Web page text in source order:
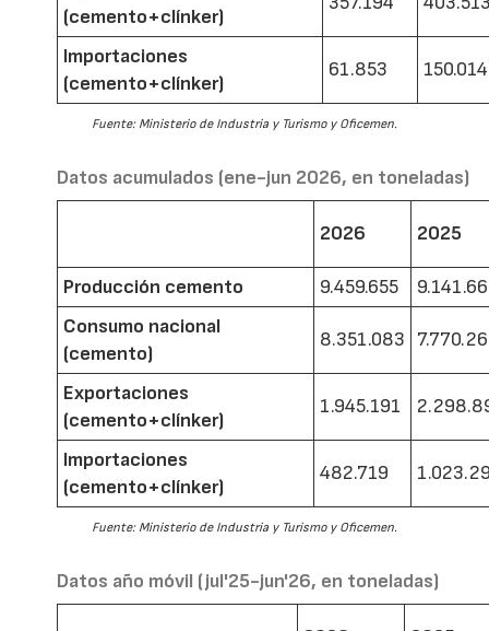
(cemento+clínker)
Importaciones
(cemento+clínker)
61.853 150.014
Fuente: Ministerio de Industria y Turismo y Oficemen.
Datos acumulados (ene-jun 2026, en toneladas)
2026 2025
Producción cemento 9.459.655
Consumo nacional
(cemento)
8.351.083
Exportaciones
(cemento+clínker)
1.945.191
Importaciones
(cemento+clínker)
482.719
Fuente: Ministerio de Industria y Turismo y Oficemen.
Datos año móvil (jul'25-jun'26, en toneladas)